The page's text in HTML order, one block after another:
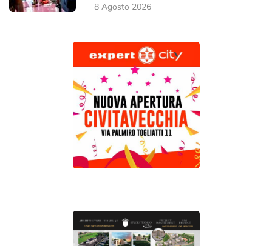
8 Agosto 2026